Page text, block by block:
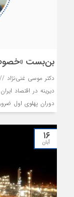
تور دولت باقی خواهند
بن‌بست
دکتر موسی
دیرینه در اقتصاد
دوران پهلوی اول
بخشی از سهام
زمین‌داران بزرگ
شرکت‌های بسیار
شرکت ملی نفت
ماشین‌سازی تبریز و
نام برد.
۱۶
آبان